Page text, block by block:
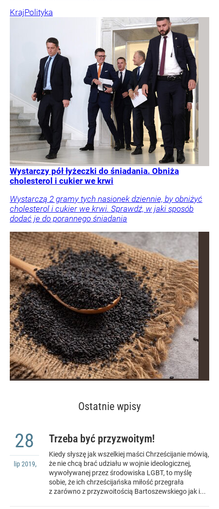
KrajPolityka
Wystarczy pół łyżeczki do śniadania. Obniża
cholesterol i cukier we krwi
Wystarczą 2 gramy tych nasionek dziennie, by obniżyć
cholesterol i cukier we krwi. Sprawdź, w jaki sposób
dodać je do porannego śniadania
Ostatnie wpisy
Trzeba być przyzwoitym!
28
lip2019,
Kiedy słyszę jak wszelkiej maści Chrześcijanie mówią,
że nie chcą brać udziału w wojnie ideologicznej,
wywoływanej przez środowiska LGBT, to myślę
sobie, że ich chrześcijańska miłość przegrała
z zarówno z przyzwoitością Bartoszewskiego jak i...